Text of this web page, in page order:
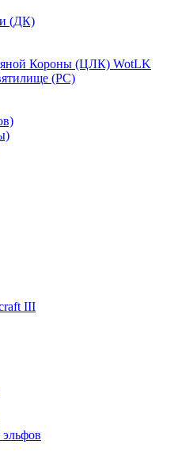
(ДК)
Короны (ЦЛК) WotLK
(РС)
III